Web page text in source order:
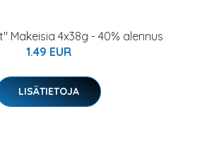
Makeisia 4x38g - 40% alennus
1.49 EUR
LISÄTIETOJA